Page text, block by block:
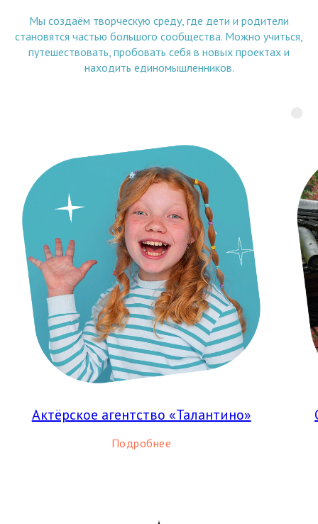
Мы создаём творческую среду, где дети и родители
становятся частью большого сообщества. Можно учиться,
путешествовать, пробовать себя в новых проектах и
находить единомышленников.
Актёрское агентство «Талантино»
Подробнее